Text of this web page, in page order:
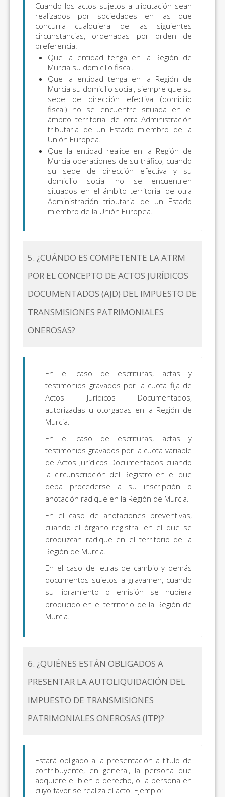
Cuando los actos sujetos a tributación sean
realizados por sociedades en las que
concurra cualquiera de las siguientes
circunstancias, ordenadas por orden de
preferencia:
Que la entidad tenga en la Región de
Murcia su domicilio fiscal.
Que la entidad tenga en la Región de
Murcia su domicilio social, siempre que su
sede de dirección efectiva (domicilio
fiscal) no se encuentre situada en el
ámbito territorial de otra Administración
tributaria de un Estado miembro de la
Unión Europea.
Que la entidad realice en la Región de
Murcia operaciones de su tráfico, cuando
su sede de dirección efectiva y su
domicilio social no se encuentren
situados en el ámbito territorial de otra
Administración tributaria de un Estado
miembro de la Unión Europea.
5. ¿CUÁNDO ES COMPETENTE LA ATRM
POR EL CONCEPTO DE ACTOS JURÍDICOS
DOCUMENTADOS (AJD) DEL IMPUESTO DE
TRANSMISIONES PATRIMONIALES
ONEROSAS?
En el caso de escrituras, actas y
testimonios gravados por la cuota fija de
Actos Jurídicos Documentados,
autorizadas u otorgadas en la Región de
Murcia.
En el caso de escrituras, actas y
testimonios gravados por la cuota variable
de Actos Jurídicos Documentados cuando
la circunscripción del Registro en el que
deba procederse a su inscripción o
anotación radique en la Región de Murcia.
En el caso de anotaciones preventivas,
cuando el órgano registral en el que se
produzcan radique en el territorio de la
Región de Murcia.
En el caso de letras de cambio y demás
documentos sujetos a gravamen, cuando
su libramiento o emisión se hubiera
producido en el territorio de la Región de
Murcia.
6. ¿QUIÉNES ESTÁN OBLIGADOS A
PRESENTAR LA AUTOLIQUIDACIÓN DEL
IMPUESTO DE TRANSMISIONES
PATRIMONIALES ONEROSAS (ITP)?
Estará obligado a la presentación a título de
contribuyente, en general, la persona que
adquiere el bien o derecho, o la persona en
cuyo favor se realiza el acto. Ejemplo: